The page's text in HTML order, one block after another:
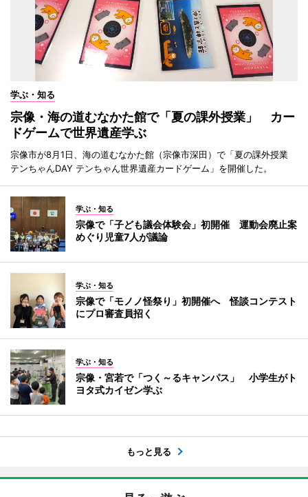
学ぶ・知る
宗像・海の道むなかた館で「夏の課外授業」 カー
ドゲームで世界遺産学ぶ
宗像市が8月1日、海の道むなかた館（宗像市深田）で「夏の課外授業
テンちゃんDAY テンちゃん世界遺産カードゲーム」を開催した。
学ぶ・知る
宗像で「子ども議会体験会」初開催 運動会廃止案
めぐり児童7人が議論
学ぶ・知る
宗像で「モノノ怪祭り」初開催へ 怪談コンテスト
にプロ審査員招く
学ぶ・知る
宗像・宮若で「つく～るキャンパス」 小学生がト
ヨタ式カイゼン学ぶ
もっと見る